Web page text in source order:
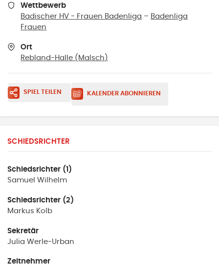
Wettbewerb
Badischer HV - Frauen Badenliga – Badenliga
Frauen
Ort
Rebland-Halle ( Malsch )
SPIEL TEILEN KALENDER ABONNIEREN
SCHIEDSRICHTER
Schiedsrichter (1)
Samuel Wilhelm
Schiedsrichter (2)
Markus Kolb
Sekretär
Julia Werle-Urban
Zeitnehmer